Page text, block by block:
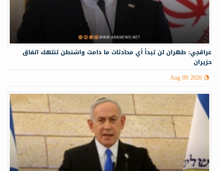
عراقجي: طهران لن تبدأ أي محادثات ما دامت واشنطن تنتهك اتفاق
حزيران
Aug 09 2026